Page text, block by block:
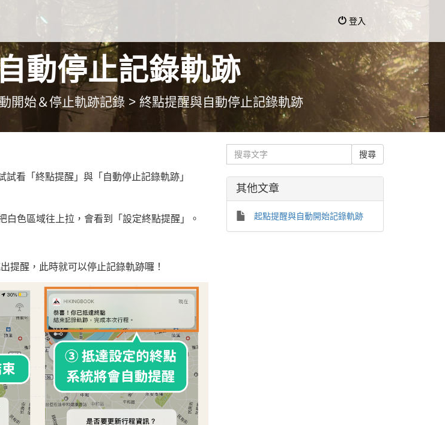
登入
動停止記錄軌跡
開始＆停止軌跡記錄 > 終點提醒與自動停止記錄軌跡
看「終點提醒」與「自動停止記錄軌跡」
色區域往上拉，會看到「設定終點提醒」。
提醒，此時就可以停止記錄軌跡囉！
其他文章
起點提醒與自動開始記錄軌跡